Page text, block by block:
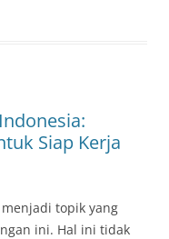
Siap Kerja
topik yang
ini. Hal ini tidak